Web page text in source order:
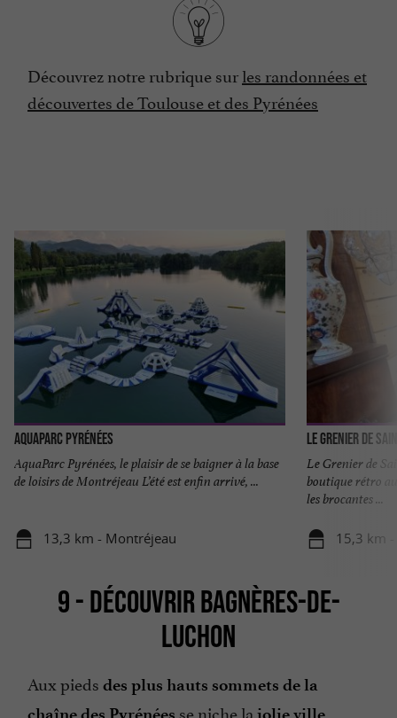
Découvrez notre rubrique surles randonnées et
découvertes de Toulouse et des Pyrénées
AquaParc Pyrénées
AquaParc Pyrénées, le plaisir de se baigner à la base
de loisirs de Montréjeau L’été est enfin arrivé, ...
13,3 km - Montréjeau
Le Grenier de
Le Grenier de
boutique rétro
les brocantes ...
15,3 km -
9 - DÉCOUVRIR BAGNÈRES-DE-
LUCHON
Aux pieds des plus hauts sommets de la
chaîne des Pyrénées se niche la jolie ville